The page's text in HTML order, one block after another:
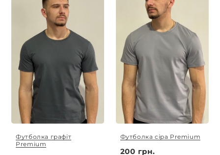
Футболка графіт
Premium
Футболка сіра Premium
200 грн.